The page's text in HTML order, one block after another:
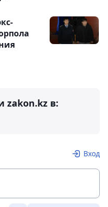
zakon.kz в:
Вход